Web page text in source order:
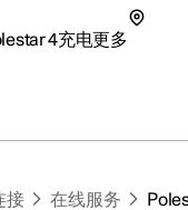
4充电更多
接 在线服务